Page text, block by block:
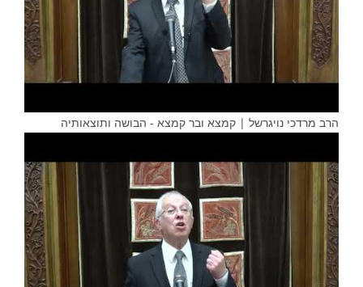
הרב מרדכי נויגרשל | קמצא ובר קמצא - הבושה ותוצאותיה